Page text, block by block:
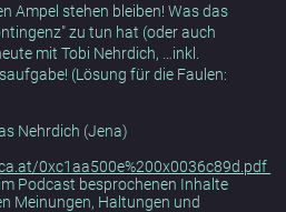
Ampel stehen bleiben! Was das
zu tun hat (oder auch
mit Tobi Nehrdich, …inkl.
(Lösung für die Faulen:
Nehrdich (Jena)
0xc1aa500e%200x0036c89d.pdf
Podcast besprochenen Inhalte
Meinungen, Haltungen und